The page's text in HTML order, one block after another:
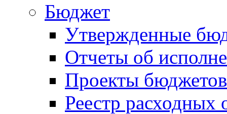
Бюджет
Утвержденные
Отчеты об
Проекты бюджетов
Реестр расходных